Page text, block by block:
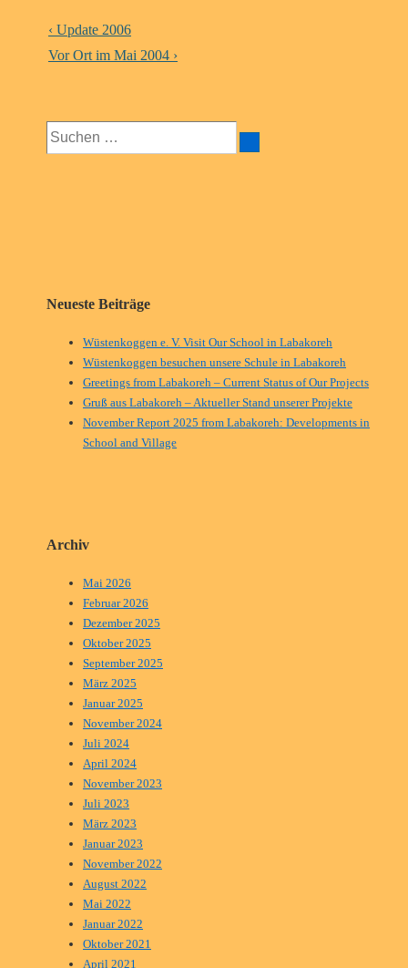
Beitragsnavigation
Vorheriger
Beitrag
‹ Update 2006
Nächster
Vor Ort im Mai 2004 ›
Suchen
Neueste Beiträge
Wüstenkoggen e. V. Visit Our School in Labakoreh
Wüstenkoggen besuchen unsere Schule in Labakoreh
Greetings from Labakoreh – Current Status of Our Projects
Gruß aus Labakoreh – Aktueller Stand unserer Projekte
November Report 2025 from Labakoreh: Developments in
School and Village
Archiv
Mai 2026
Februar 2026
Dezember 2025
Oktober 2025
September 2025
März 2025
Januar 2025
November 2024
Juli 2024
April 2024
November 2023
Juli 2023
März 2023
Januar 2023
November 2022
August 2022
Mai 2022
Januar 2022
Oktober 2021
April 2021